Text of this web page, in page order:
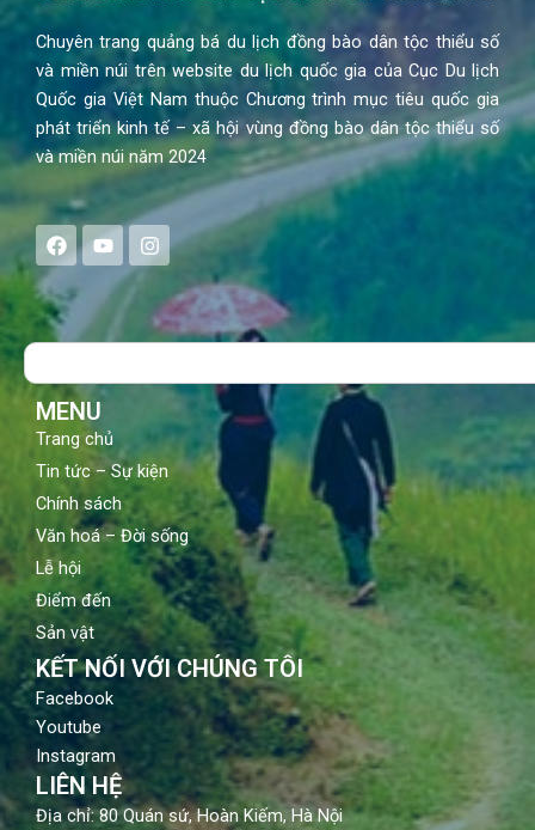
Chuyên trang quảng bá du lịch đồng bào dân tộc thiểu số
và miền núi trên website du lịch quốc gia của Cục Du lịch
Quốc gia Việt Nam thuộc Chương trình mục tiêu quốc gia
phát triển kinh tế – xã hội vùng đồng bào dân tộc thiểu số
và miền núi năm 2024
F
a
e
b
o
Y
o
t
u
b
I
n
s
a
g
Search
MENU
Trang chủ
Tin tức – Sự kiện
Chính sách
Văn hoá – Đời sống
Lễ hội
Điểm đến
Sản vật
KẾT NỐI VỚI CHÚNG TÔI
Facebook
Youtube
Instagram
LIÊN HỆ
Địa chỉ: 80 Quán sứ, Hoàn Kiếm, Hà Nội